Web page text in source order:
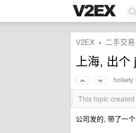
V2EX › 二手交易
上海, 出个
holsety ·
This topic
公司发的, 带了一